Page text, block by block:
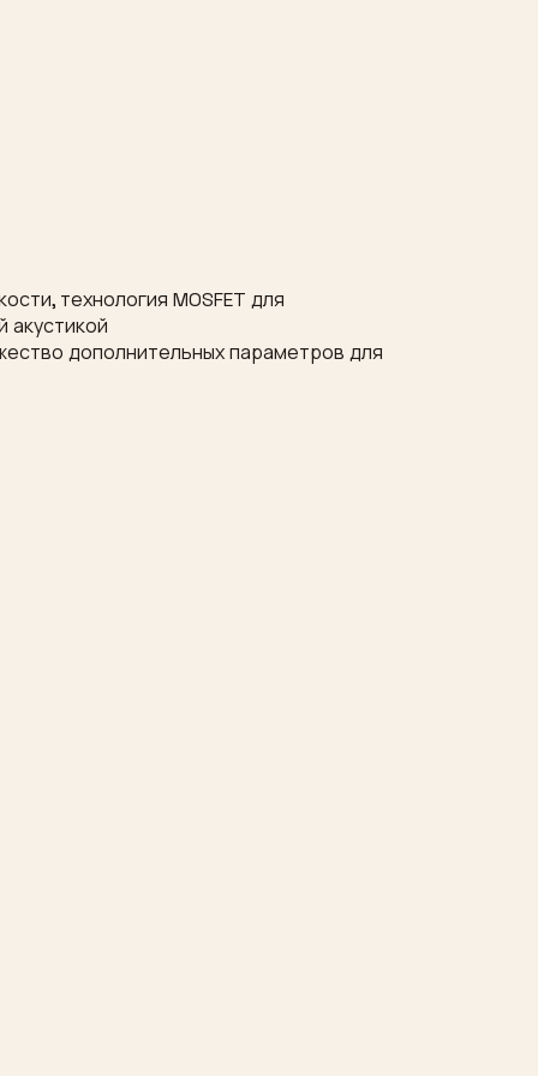
технология MOSFET для
акустикой
дополнительных параметров для